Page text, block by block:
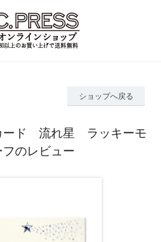
ショップへ戻る
ード 流れ星 ラッキーモ
フのレビュー